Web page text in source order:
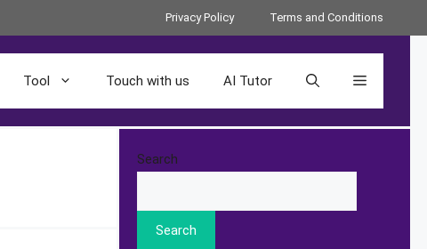
Privacy Policy Terms and Conditions
Tool Touch with us AI Tutor
Search
Search